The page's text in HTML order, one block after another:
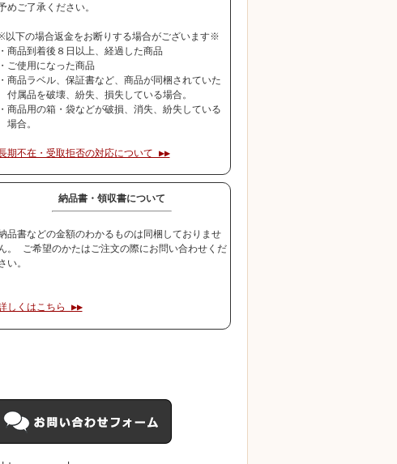
めご了承ください。
以下の場合返金をお断りする場合がございます※
・商品到着後８日以上、経過した商品
・ご使用になった商品
・商品ラベル、保証書など、商品が同梱されていた
付属品を破壊、紛失、損失している場合。
・商品用の箱・袋などが破損、消失、紛失している
場合。
期不在・受取拒否の対応について ▶▶
納品書・領収書について
品書などの金額のわかるものは同梱しておりませ
。 ご希望のかたはご注文の際にお問い合わせくだ
い。
しくはこちら ▶▶